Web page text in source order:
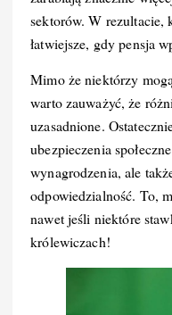
sektorów. W rezultacie,
łatwiejsze, gdy pensja
Mimo że niektórzy
warto zauważyć, że
uzasadnione.
ubezpieczenia
wynagrodzenia, ale
odpowiedzialność. To,
nawet jeśli niektóre
królewiczach!